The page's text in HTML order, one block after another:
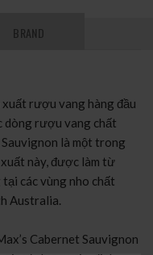
BRAND
rượu vang hàng đầu
dòng rượu vang chất
là một trong
xuất này, được làm từ
các vùng nho chất
Australia.
Cabernet Sauvignon